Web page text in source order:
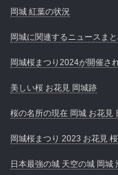
岡城 紅葉の状況
岡城に関連するニュースま
岡城桜まつり2024が開催さ
美しい桜 お花見 岡城跡
桜の名所の現在 岡城 お花見
岡城桜まつり 2023 お花見
日本最強の城 天空の城 岡城